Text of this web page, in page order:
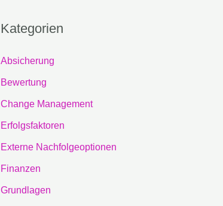
Kategorien
Absicherung
Bewertung
Change Management
Erfolgsfaktoren
Externe Nachfolgeoptionen
Finanzen
Grundlagen